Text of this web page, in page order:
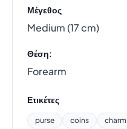
Μέγεθος
Medium (17 cm)
Θέση:
Forearm
Ετικέτες
purse coins charm